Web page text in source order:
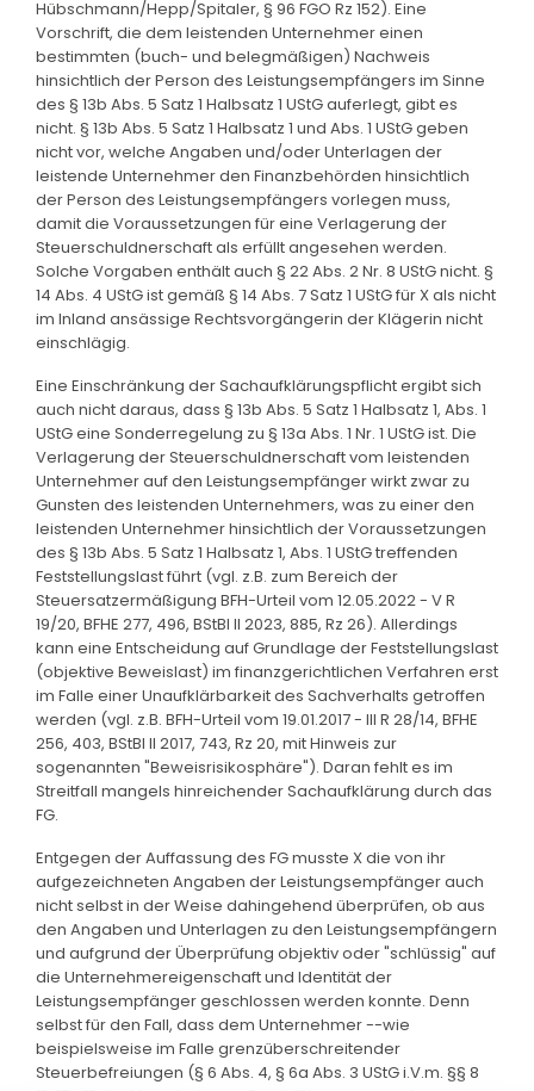
Hübschmann/Hepp/Spitaler, § 96 FGO Rz 152). Eine
Vorschrift, die dem leistenden Unternehmer einen
bestimmten (buch- und belegmäßigen) Nachweis
hinsichtlich der Person des Leistungsempfängers im Sinne
des § 13b Abs. 5 Satz 1 Halbsatz 1 UStG auferlegt, gibt es
nicht. § 13b Abs. 5 Satz 1 Halbsatz 1 und Abs. 1 UStG geben
nicht vor, welche Angaben und/oder Unterlagen der
leistende Unternehmer den Finanzbehörden hinsichtlich
der Person des Leistungsempfängers vorlegen muss,
damit die Voraussetzungen für eine Verlagerung der
Steuerschuldnerschaft als erfüllt angesehen werden.
Solche Vorgaben enthält auch § 22 Abs. 2 Nr. 8 UStG nicht. §
14 Abs. 4 UStG ist gemäß § 14 Abs. 7 Satz 1 UStG für X als nicht
im Inland ansässige Rechtsvorgängerin der Klägerin nicht
einschlägig.
Eine Einschränkung der Sachaufklärungspflicht ergibt sich
auch nicht daraus, dass § 13b Abs. 5 Satz 1 Halbsatz 1, Abs. 1
UStG eine Sonderregelung zu § 13a Abs. 1 Nr. 1 UStG ist. Die
Verlagerung der Steuerschuldnerschaft vom leistenden
Unternehmer auf den Leistungsempfänger wirkt zwar zu
Gunsten des leistenden Unternehmers, was zu einer den
leistenden Unternehmer hinsichtlich der Voraussetzungen
des § 13b Abs. 5 Satz 1 Halbsatz 1, Abs. 1 UStG treffenden
Feststellungslast führt (vgl. z.B. zum Bereich der
Steuersatzermäßigung BFH-Urteil vom 12.05.2022 - V R
19/20, BFHE 277, 496, BStBl II 2023, 885, Rz 26). Allerdings
kann eine Entscheidung auf Grundlage der Feststellungslast
(objektive Beweislast) im finanzgerichtlichen Verfahren erst
im Falle einer Unaufklärbarkeit des Sachverhalts getroffen
werden (vgl. z.B. BFH-Urteil vom 19.01.2017 - III R 28/14, BFHE
256, 403, BStBl II 2017, 743, Rz 20, mit Hinweis zur
sogenannten "Beweisrisikosphäre"). Daran fehlt es im
Streitfall mangels hinreichender Sachaufklärung durch das
FG.
Entgegen der Auffassung des FG musste X die von ihr
aufgezeichneten Angaben der Leistungsempfänger auch
nicht selbst in der Weise dahingehend überprüfen, ob aus
den Angaben und Unterlagen zu den Leistungsempfängern
und aufgrund der Überprüfung objektiv oder "schlüssig" auf
die Unternehmereigenschaft und Identität der
Leistungsempfänger geschlossen werden konnte. Denn
selbst für den Fall, dass dem Unternehmer --wie
beispielsweise im Falle grenzüberschreitender
Steuerbefreiungen (§ 6 Abs. 4, § 6a Abs. 3 UStG i.V.m. §§ 8